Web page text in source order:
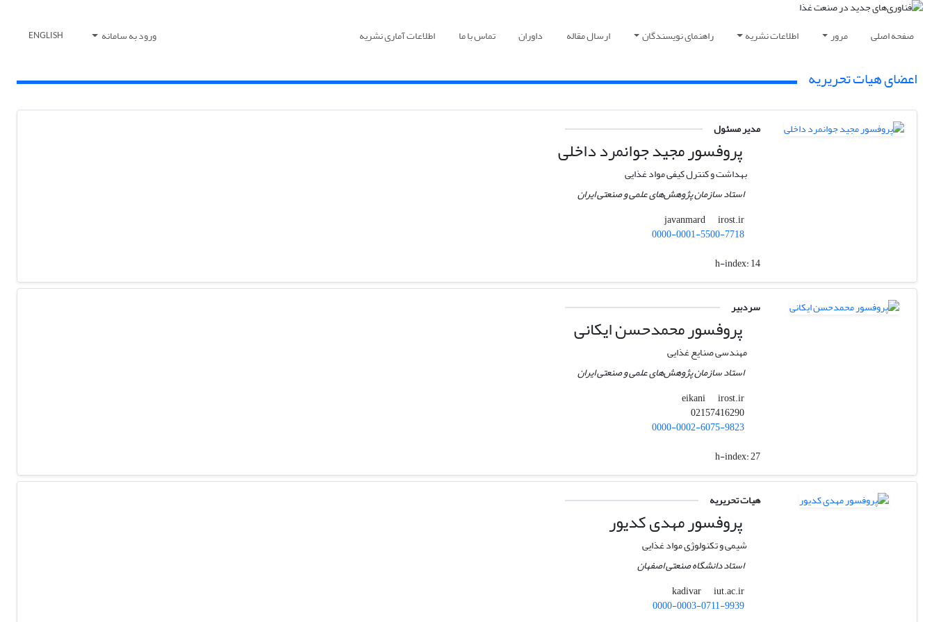
صفحه اصلی مرور اطلاعات نشریه راهنمای نویسندگان ارسال مقاله داوران تماس با ما اطلاعات آماری نشریه ورود به سامانه ENGLISH
اعضای هیات تحریریه
مدیر مسئول
پروفسور ﻣﺠﯿﺪ ﺟﻮاﻧﻤﺮد داخلی
بهداشت و کنترل کیفی مواد غذایی
استاد سازمان پژوهش‌های علمی و صنعتی ایران
javanmard
irost.ir
0000-0001-5500-7718
h-index:14
سردبیر
پروفسور ﻣﺤﻤﺪﺣﺴﻦ اﯾﮑﺎﻧﯽ
مهندسی صنایع غذایی
استاد سازمان پژوهش‌های علمی و صنعتی ایران
eikani
irost.ir
02157416290
0000-0002-6075-9823
h-index:27
هیات تحریریه
پروفسور مهدی کدیور
شیمی و تکنولوژی مواد غذایی
استاد دانشگاه صنعتی اصفهان
kadivar
iut.ac.ir
0000-0003-0711-9939